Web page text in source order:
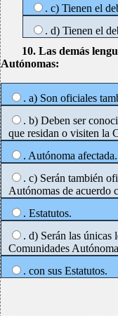
. c) Tienen el
. d) Tienen el
10. Las demás
Autónomas:
. a) Son oficiales
. b) Deben ser
que residan o visiten la
. Autónoma afectada.
. c) Serán también
Autónomas de acuerdo
. Estatutos.
. d) Serán las únicas
Comunidades
. con sus Estatutos.